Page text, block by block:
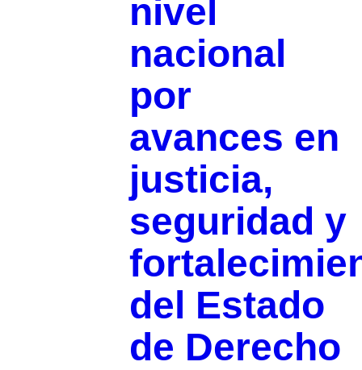
nivel
nacional
por
avances en
justicia,
seguridad y
del Estado
de Derecho